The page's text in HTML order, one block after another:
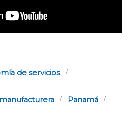
de servicios
Panamá